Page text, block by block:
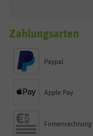
Zahlungsarten
Paypal
Apple Pay
Firmenrechnung